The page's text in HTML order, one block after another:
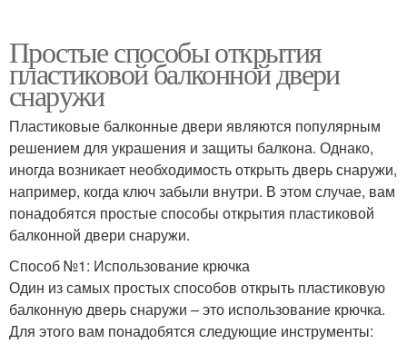
Простые способы открытия
пластиковой балконной двери
снаружи
Пластиковые балконные двери являются популярным
решением для украшения и защиты балкона. Однако,
иногда возникает необходимость открыть дверь снаружи,
например, когда ключ забыли внутри. В этом случае, вам
понадобятся простые способы открытия пластиковой
балконной двери снаружи.
Способ №1: Использование крючка
Один из самых простых способов открыть пластиковую
балконную дверь снаружи – это использование крючка.
Для этого вам понадобятся следующие инструменты: